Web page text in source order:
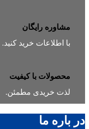
مشاوره رایگان
با اطلاعات خرید کنید.
محصولات با کیفیت
لذت خریدی مطمئن.
در باره ما